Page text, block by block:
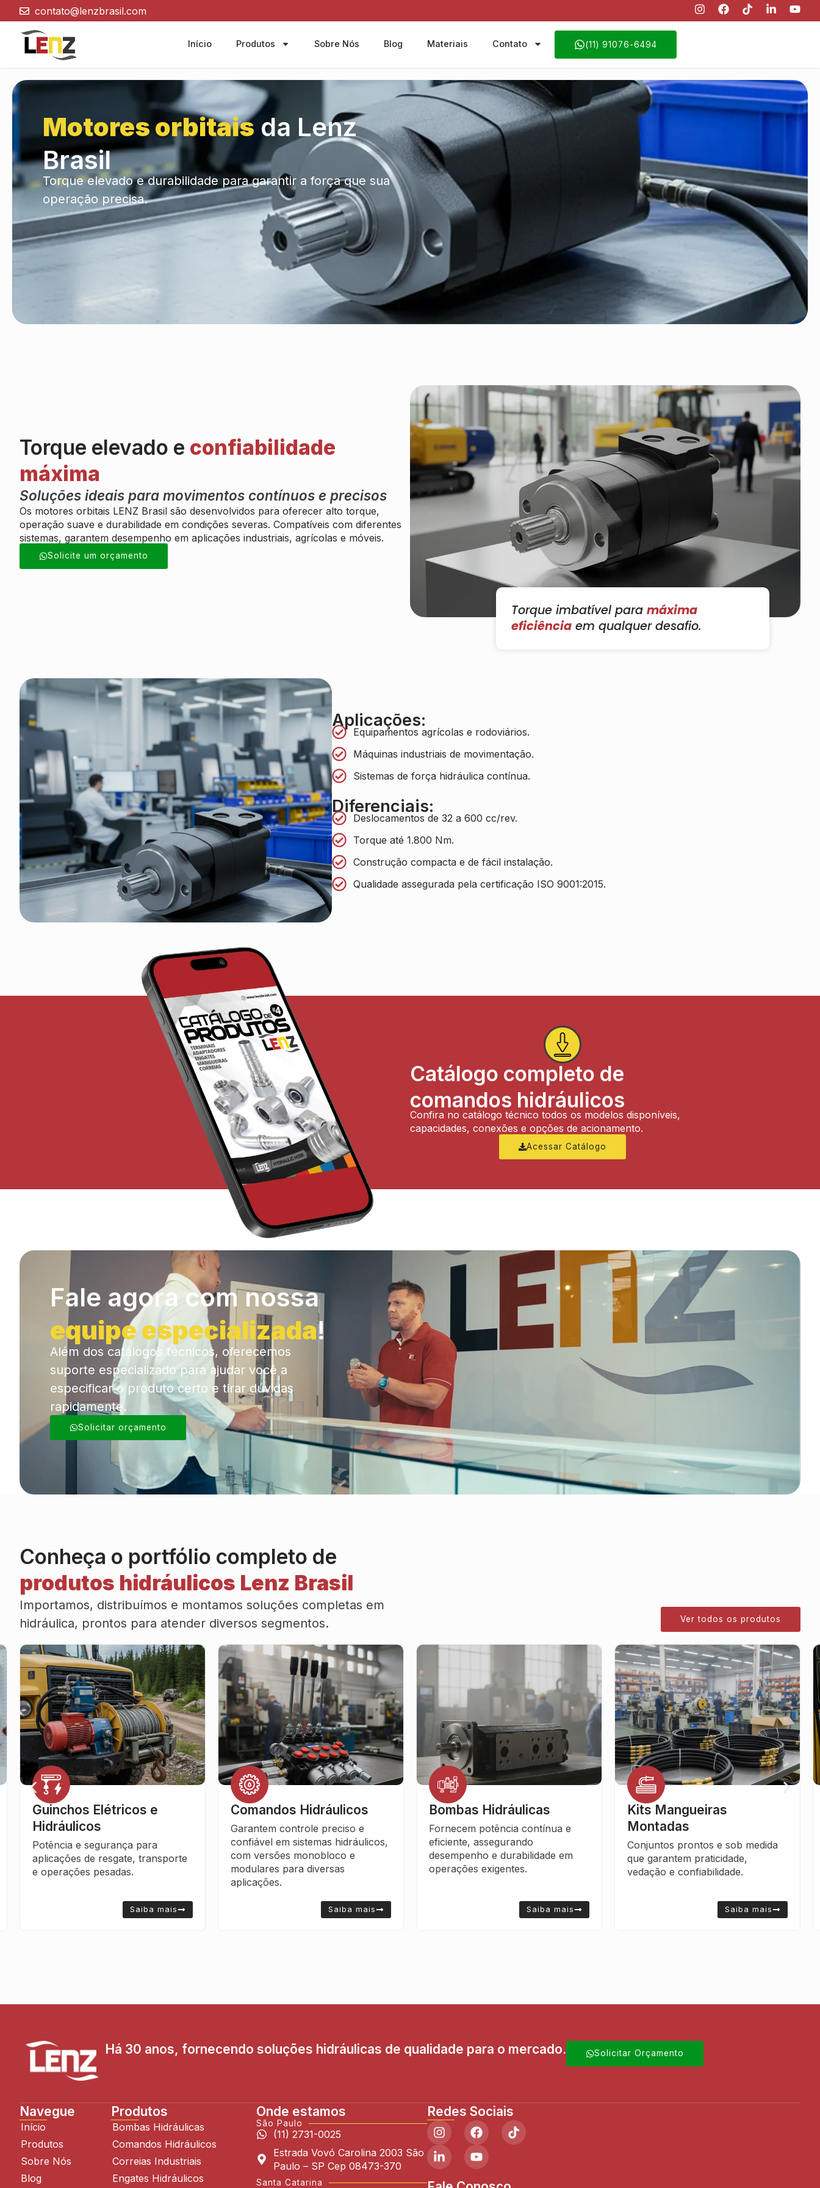
contato@lenzbrasil.com
Início Produtos Sobre Nós Blog Materiais Contato (11) 91076-6494
Motores orbitaisda Lenz
Brasil
Torque elevado e durabilidade para garantir a força que sua
operação precisa.
Torque elevado e confiabilidade
máxima
Soluções ideais para movimentos contínuos e precisos
Os motores orbitais LENZ Brasil são desenvolvidos para oferecer alto torque,
operação suave e durabilidade em condições severas. Compatíveis com diferentes
sistemas, garantem desempenho em aplicações industriais, agrícolas e móveis.
Solicite um orçamento
Torque imbatível para máxima
eficiência em qualquer desafio.
Aplicações:
Equipamentos agrícolas e rodoviários.
Máquinas industriais de movimentação.
Sistemas de força hidráulica contínua.
Diferenciais:
Deslocamentos de 32 a 600 cc/rev.
Torque até 1.800 Nm.
Construção compacta e de fácil instalação.
Qualidade assegurada pela certificação ISO 9001:2015.
Catálogo completo de
comandos hidráulicos
Confira no catálogo técnico todos os modelos disponíveis,
capacidades, conexões e opções de acionamento.
Acessar Catálogo
Fale agora com nossa
equipe especializada!
Além dos catálogos técnicos, oferecemos
suporte especializado para ajudar você a
especificar o produto certo e tirar dúvidas
rapidamente.
Solicitar orçamento
Conheça o portfólio completo de
produtos hidráulicos Lenz Brasil
Importamos, distribuímos e montamos soluções completas em
hidráulica, prontos para atender diversos segmentos.
Ver todos os produtos
Guinchos Elétricos e
Hidráulicos
Potência e segurança para
aplicações de resgate, transporte
e operações pesadas.
Saiba mais
Comandos Hidráulicos
Garantem controle preciso e
confiável em sistemas hidráulicos,
com versões monobloco e
modulares para diversas
aplicações.
Saiba mais
Bombas Hidráulicas
Fornecem potência contínua e
eficiente, assegurando
desempenho e durabilidade em
operações exigentes.
Saiba mais
Kits Mangueiras
Montadas
Conjuntos prontos e sob medida
que garantem praticidade,
vedação e confiabilidade.
Saiba mais
Há 30 anos, fornecendo soluções hidráulicas de qualidade para o mercado. Solicitar Orçamento
Navegue
Início
Produtos
Sobre Nós
Blog
Produtos
Bombas Hidráulicas
Comandos Hidráulicos
Correias Industriais
Engates Hidráulicos
Onde estamos
São Paulo
(11) 2731-0025
Estrada Vovó Carolina 2003 São
Paulo – SP Cep 08473-370
Santa Catarina
Redes Sociais